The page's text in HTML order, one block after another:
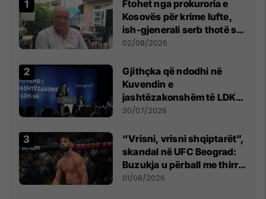
Ftohet nga prokuroria e
Kosovës për krime lufte,
ish-gjenerali serb thotë se
dikush e tradhtoi në
02/08/2026
Gjithçka që ndodhi në
Kuvendin e
jashtëzakonshëm të LDK-
së
30/07/2026
“Vrisni, vrisni shqiptarët”,
skandal në UFC Beograd:
Buzukja u përball me thirrje
anti-shqiptare nga
01/08/2026